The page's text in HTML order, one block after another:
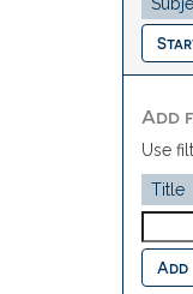
Add
Use